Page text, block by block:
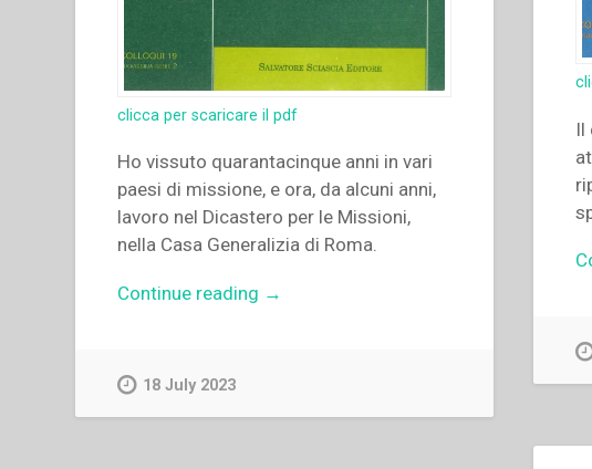
Il
clicca per scaricare il pdf
Ho vissuto quarantacinque anni in vari
paesi di missione, e ora, da alcuni anni,
lavoro nel Dicastero per le Missioni,
nella Casa Generalizia di Roma.
Continue reading “Christian
→
18 July 2023